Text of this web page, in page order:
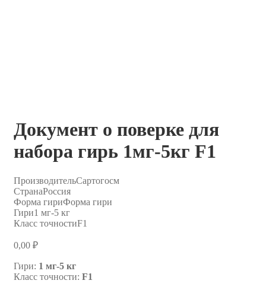
Документ о поверке для
набора гирь 1мг-5кг F1
ПроизводительСартогосм
СтранаРоссия
Форма гириФорма гири
Гири1 мг-5 кг
Класс точностиF1
0,00 ₽
Гири: 1 мг-5 кг
Класс точности: F1